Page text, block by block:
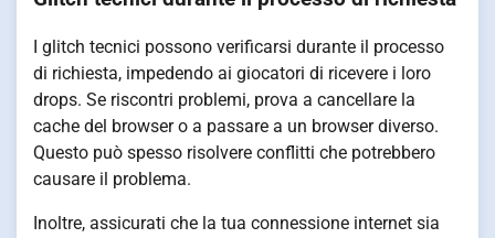
I glitch tecnici possono verificarsi durante il processo
di richiesta, impedendo ai giocatori di ricevere i loro
drops. Se riscontri problemi, prova a cancellare la
cache del browser o a passare a un browser diverso.
Questo può spesso risolvere conflitti che potrebbero
causare il problema.
Inoltre, assicurati che la tua connessione internet sia